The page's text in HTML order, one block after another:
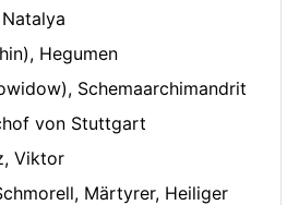
Hegumen
Schemaarchimandrit
von Stuttgart
Viktor
Märtyrer, Heiliger